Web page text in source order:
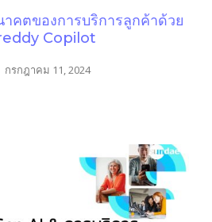
าคตของการบริการลูกค้าด้วย
Copilot
กรกฎาคม 11, 2024